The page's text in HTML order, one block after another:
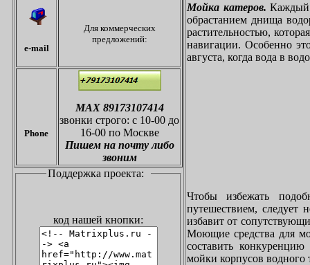
e-mail
Для коммерческих
предложений:
Phone
МАХ 89173107414
звонки строго: с 10-00 до
16-00 по Москве
Пишем на почту либо
звоним
Поддержка проекта:
код нашей кнопки:
Мойка катеров. Каждый
обрастанием днища
растительностью,
навигации. Особенно
августа, когда вода в
Чтобы избежать
путешествием, следует
избавит от
Моющие средства для
составить
мойки корпусов водного